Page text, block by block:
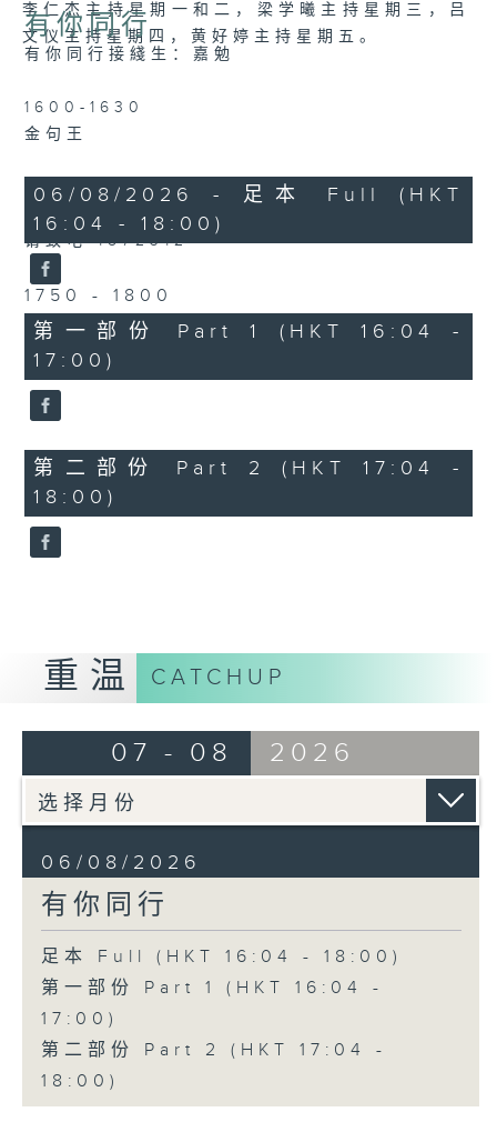
李仁杰主持星期一和二，梁学曦主持星期三，吕
文仪主持星期四，黄好婷主持星期五。
有你同行
有你同行接綫生：嘉勉
1600-1630
金句王
1630 - 1750
接听听众电话时段
请致电 1872312
1750 - 1800
流行的岁月
陈洁灵 - 也许世事如此
06/08/2026 - 足本 Full (HKT
16:04 - 18:00)
第一部份 Part 1 (HKT 16:04 -
17:00)
第二部份 Part 2 (HKT 17:04 -
18:00)
重温 CATCHUP
07 - 08 2026
06/08/2026
有你同行
足本 Full (HKT 16:04 - 18:00)
第一部份 Part 1 (HKT 16:04 -
17:00)
第二部份 Part 2 (HKT 17:04 -
18:00)